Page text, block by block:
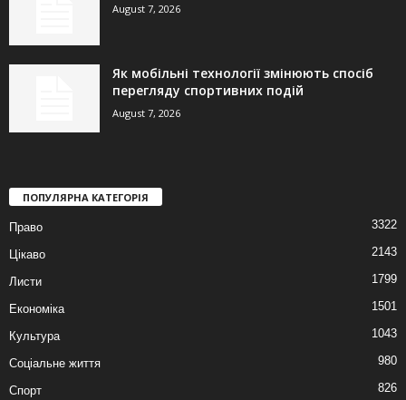
August 7, 2026
Як мобільні технології змінюють спосіб
перегляду спортивних подій
August 7, 2026
ПОПУЛЯРНА КАТЕГОРІЯ
Право 3322
Цікаво 2143
Листи 1799
Економіка 1501
Культура 1043
Соціальне життя 980
Спорт 826